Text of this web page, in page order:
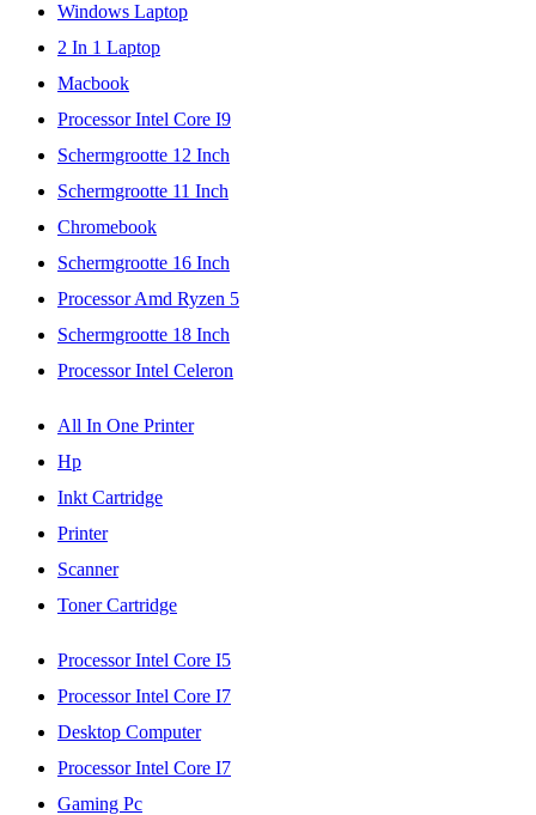
Windows Laptop
2 In 1 Laptop
Macbook
Processor Intel Core I9
Schermgrootte 12 Inch
Schermgrootte 11 Inch
Chromebook
Schermgrootte 16 Inch
Processor Amd Ryzen 5
Schermgrootte 18 Inch
Processor Intel Celeron
All In One Printer
Hp
Inkt Cartridge
Printer
Scanner
Toner Cartridge
Processor Intel Core I5
Processor Intel Core I7
Desktop Computer
Processor Intel Core I7
Gaming Pc